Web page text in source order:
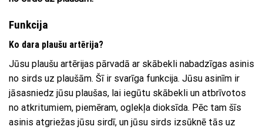
Funkcija
Ko dara plaušu artērija?
Jūsu plaušu artērijas pārvadā ar skābekli nabadzīgas asinis
no sirds uz plaušām. Šī ir svarīga funkcija. Jūsu asinīm ir
jāsasniedz jūsu plaušas, lai iegūtu skābekli un atbrīvotos
no atkritumiem, piemēram, oglekļa dioksīda. Pēc tam šīs
asinis atgriežas jūsu sirdī, un jūsu sirds izsūknē tās uz